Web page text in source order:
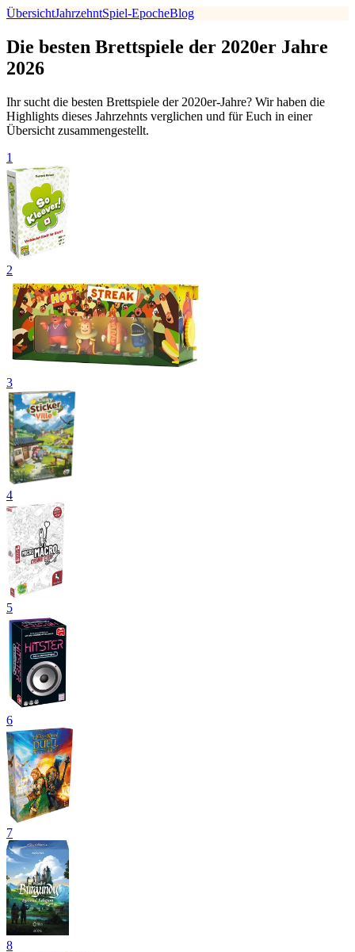
ÜbersichtJahrzehntSpiel-EpocheBlog
Die besten Brettspiele der 2020er Jahre
2026
Ihr sucht die besten Brettspiele der 2020er-Jahre? Wir haben die
Highlights dieses Jahrzehnts verglichen und für Euch in einer
Übersicht zusammengestellt.
1
2
3
4
5
6
7
8